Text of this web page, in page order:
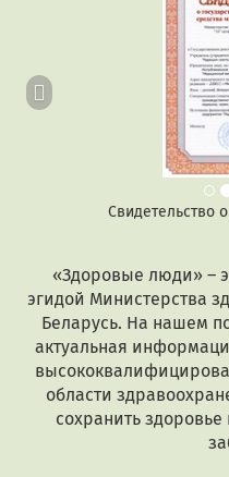
Свидетельство
«Здоровые люди» –
эгидой Министерства
Беларусь. На нашем
актуальная
области
сохранить